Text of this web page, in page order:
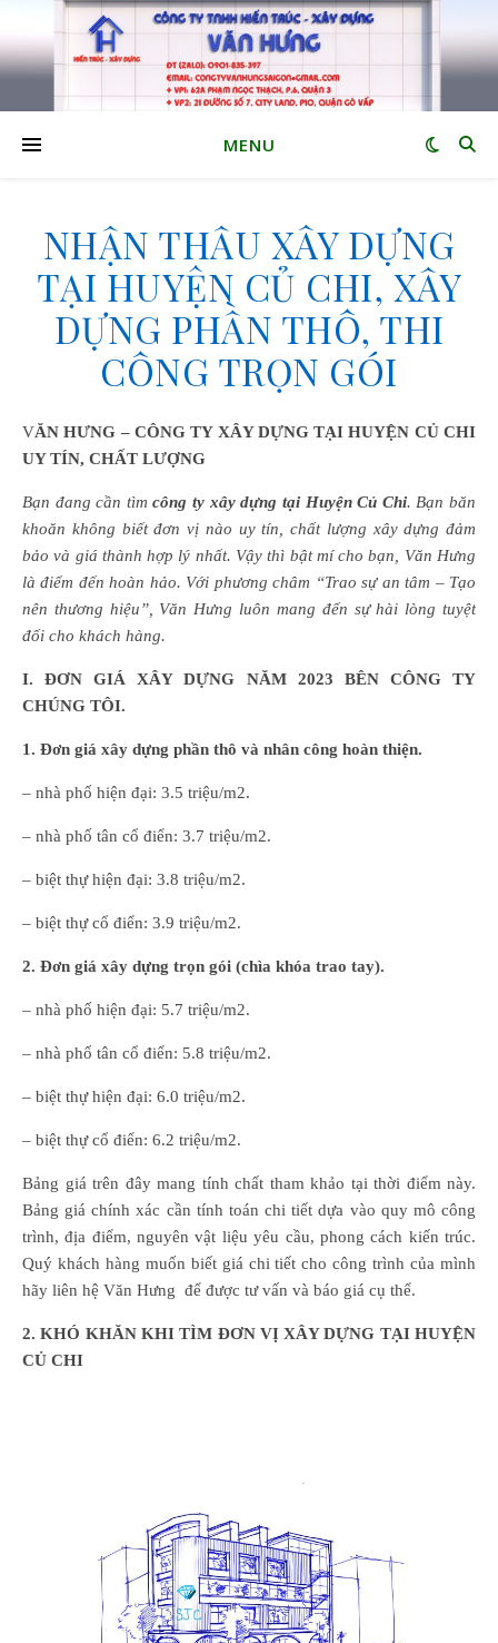
MENU
NHẬN THẦU XÂY DỰNG
TẠI HUYỆN CỦ CHI, XÂY
DỰNG PHẦN THÔ, THI
CÔNG TRỌN GÓI
VĂN HƯNG – CÔNG TY XÂY DỰNGTẠIHUYỆN CỦ CHI
UY TÍN, CHẤT LƯỢNG
Bạn đang cần tìmcông ty xây dựng tại Huyện Củ Chi. Bạn băn
khoăn không biết đơn vị nào uy tín, chất lượng xây dựng đảm
bảo và giá thành hợp lý nhất. Vậy thì bật mí cho bạn, Văn Hưng
là điểm đến hoàn hảo. Với phương châm “Trao sự an tâm – Tạo
nên thương hiệu”, Văn Hưng luôn mang đến sự hài lòng tuyệt
đối cho khách hàng.
I. ĐƠN GIÁ XÂY DỰNG NĂM 2023 BÊN CÔNG TY
CHÚNG TÔI.
1. Đơn giá xây dựng phần thô và nhân công hoàn thiện.
– nhà phố hiện đại: 3.5 triệu/m2.
– nhà phố tân cổ điển: 3.7 triệu/m2.
– biệt thự hiện đại: 3.8 triệu/m2.
– biệt thự cổ điển: 3.9 triệu/m2.
2. Đơn giá xây dựng trọn gói (chìa khóa trao tay).
– nhà phố hiện đại: 5.7 triệu/m2.
– nhà phố tân cổ điển: 5.8 triệu/m2.
– biệt thự hiện đại: 6.0 triệu/m2.
– biệt thự cổ điển: 6.2 triệu/m2.
Bảng giá trên đây mang tính chất tham khảo tại thời điểm này.
Bảng giá chính xác cần tính toán chi tiết dựa vào quy mô công
trình, địa điểm, nguyên vật liệu yêu cầu, phong cách kiến trúc.
Quý khách hàng muốn biết giá chi tiết cho công trình của mình
hãy liên hệ Văn Hưng để được tư vấn và báo giá cụ thể.
2. KHÓ KHĂN KHI TÌM ĐƠN VỊ XÂY DỰNG TẠI HUYỆN
CỦ CHI